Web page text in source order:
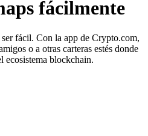
fácilmente
fácil. Con la app de Crypto.com,
o a otras carteras estés donde
ecosistema blockchain.